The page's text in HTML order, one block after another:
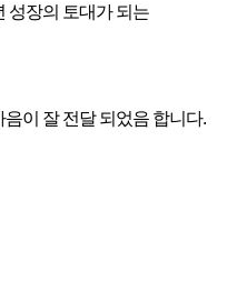
성장의 토대가 되는
이 잘 전달 되었음 합니다.